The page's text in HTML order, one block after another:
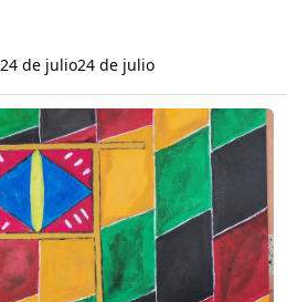
24 de julio24 de julio